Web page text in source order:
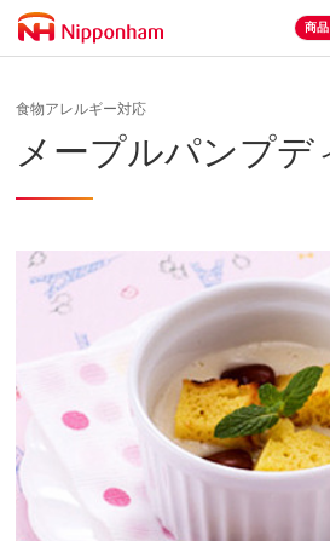
商
食物アレルギー対応
メープルパンプデ